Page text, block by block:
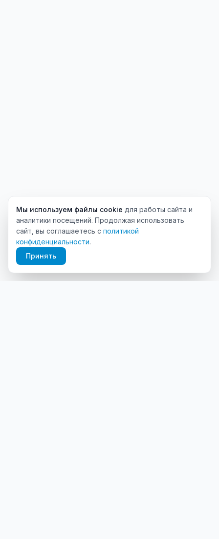
Мы используем файлы cookie для работы сайта и
аналитики посещений. Продолжая использовать
сайт, вы соглашаетесь с политикой
конфиденциальности.
Принять